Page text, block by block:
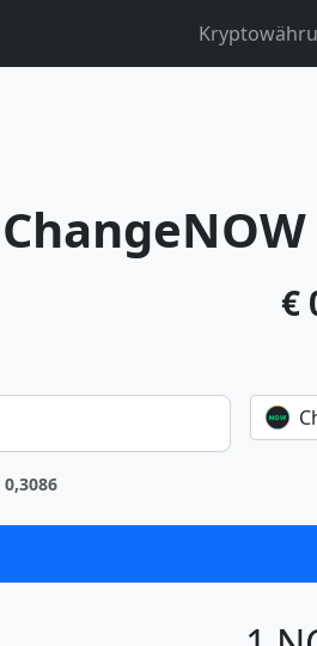
ChangeNOW
€
0,3086